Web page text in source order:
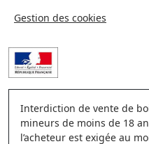
Gestion des cookies
Interdiction de vente de
mineurs de moins de 18
l’acheteur est exigée au